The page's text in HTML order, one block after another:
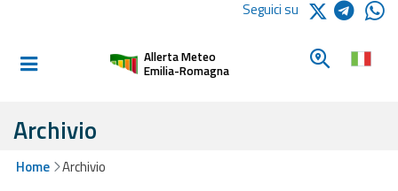
Informati e
Allerte E
Seguici su
Allerta Meteo
Emilia-Romagna
Cerca un
Archivio
Home Archivio